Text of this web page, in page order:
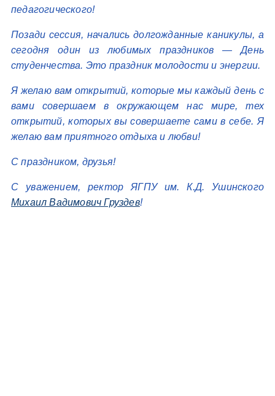
педагогического!
Позади сессия, начались долгожданные каникулы, а
сегодня один из любимых праздников — День
студенчества. Это праздник молодости и энергии.
Я желаю вам открытий, которые мы каждый день с
вами совершаем в окружающем нас мире, тех
открытий, которых вы совершаете сами в себе. Я
желаю вам приятного отдыха и любви!
С праздником, друзья!
С уважением, ректор ЯГПУ им. К.Д. Ушинского
Михаил Вадимович Груздев!